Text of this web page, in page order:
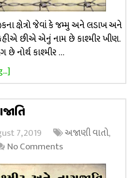
ક્ષેત્રો જેવાં કે જમ્મુ અને લડાખ અને
છીએ એનું નામ છે કાશ્મીર ખીણ.
છે નોર્થ કાશ્મીર …
7, 2019 અજાણી વાતો,
No Comments